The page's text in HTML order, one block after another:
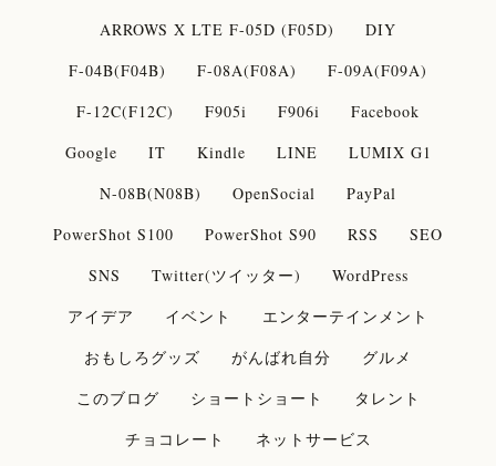
ARROWS X LTE F-05D (F05D)
DIY
F-04B(F04B)
F-08A(F08A)
F-09A(F09A)
F-12C(F12C)
F905i F906i
Facebook
Google
IT Kindle LINE
LUMIX G1
N-08B(N08B)
OpenSocial
PayPal
PowerShot S100
PowerShot S90 RSS
SEO
SNS
Twitter(ツイッター)
WordPress
アイデア
イベント
エンターテインメント
おもしろグッズ
がんばれ自分
グルメ
このブログ
ショートショート
タレント
チョコレート
ネットサービス